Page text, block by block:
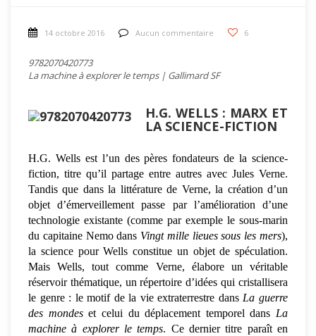
14 octobre 2016 Aucun commentaire 6
9782070420773
La machine à explorer le temps | Gallimard SF
H.G. WELLS : MARX ET
LA SCIENCE-FICTION
H.G. Wells est l’un des pères fondateurs de la science-
fiction, titre qu’il partage entre autres avec Jules Verne.
Tandis que dans la littérature de Verne, la création d’un
objet d’émerveillement passe par l’amélioration d’une
technologie existante (comme par exemple le sous-marin
du capitaine Nemo dans Vingt mille lieues sous les mers),
la science pour Wells constitue un objet de spéculation.
Mais Wells, tout comme Verne, élabore un véritable
réservoir thématique, un répertoire d’idées qui cristallisera
le genre : le motif de la vie extraterrestre dans La guerre
des mondeset celui du déplacement temporel dans La
machine à explorer le temps. Ce dernier titre paraît en